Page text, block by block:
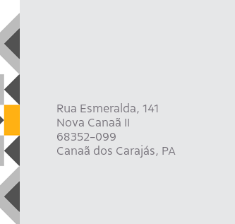
Rua Esmeralda, 141
Nova Canaã II
68352-099
Canaã dos Carajás, PA